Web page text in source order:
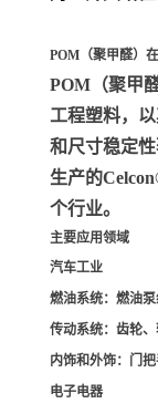
POM（聚甲醛）
POM（聚甲醛
工程塑料，
和尺寸稳定性
生产的
个行业。
主要应用领域
汽车工业
燃油系统：燃油
传动系统：齿轮、
内饰和外饰：门
电子电器